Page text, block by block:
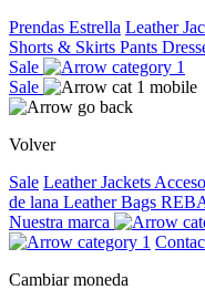
Prendas Estrella Leather
Shorts & Skirts Pants
Sale
Sale
Volver
Sale Leather Jackets
de lana Leather Bags
Nuestra marca
Cambiar moneda